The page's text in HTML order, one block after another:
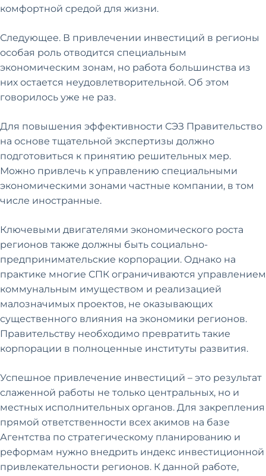
комфортной средой для жизни.
Следующее. В привлечении инвестиций в регионы
особая роль отводится специальным
экономическим зонам, но работа большинства из
них остается неудовлетворительной. Об этом
говорилось уже не раз.
Для повышения эффективности СЭЗ Правительство
на основе тщательной экспертизы должно
подготовиться к принятию решительных мер.
Можно привлечь к управлению специальными
экономическими зонами частные компании, в том
числе иностранные.
Ключевыми двигателями экономического роста
регионов также должны быть социально-
предпринимательские корпорации. Однако на
практике многие СПК ограничиваются управлением
коммунальным имуществом и реализацией
малозначимых проектов, не оказывающих
существенного влияния на экономики регионов.
Правительству необходимо превратить такие
корпорации в полноценные институты развития.
Успешное привлечение инвестиций – это результат
слаженной работы не только центральных, но и
местных исполнительных органов. Для закрепления
прямой ответственности всех акимов на базе
Агентства по стратегическому планированию и
реформам нужно внедрить индекс инвестиционной
привлекательности регионов. К данной работе,